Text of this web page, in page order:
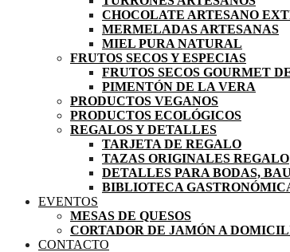
CHOCOLATE ARTESANO
MERMELADAS ARTESANAS
MIEL PURA NATURAL
FRUTOS SECOS Y ESPECIAS
FRUTOS SECOS GOURMET
PIMENTÓN DE LA VERA
PRODUCTOS VEGANOS
PRODUCTOS ECOLÓGICOS
REGALOS Y DETALLES
TARJETA DE REGALO
TAZAS ORIGINALES REGALO
DETALLES PARA BODAS,
BIBLIOTECA
EVENTOS
MESAS DE QUESOS
CORTADOR DE JAMÓN A
CONTACTO